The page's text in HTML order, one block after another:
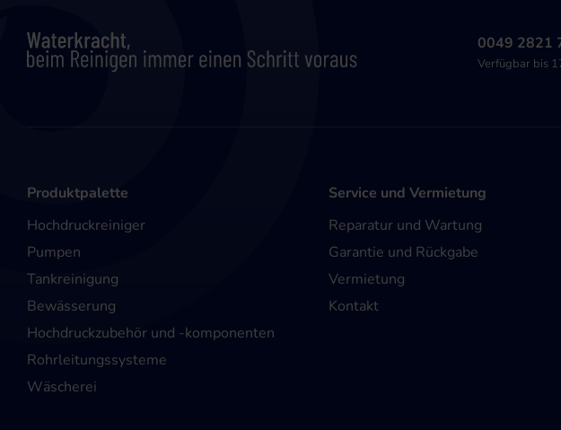
0049 2821
Verfügbar bis
Produktpalette
Hochdruckreiniger
Pumpen
Tankreinigung
Bewässerung
Hochdruckzubehör und -komponenten
Rohrleitungssysteme
Wäscherei
Service und Vermietung
Reparatur und Wartung
Garantie und Rückgabe
Vermietung
Kontakt